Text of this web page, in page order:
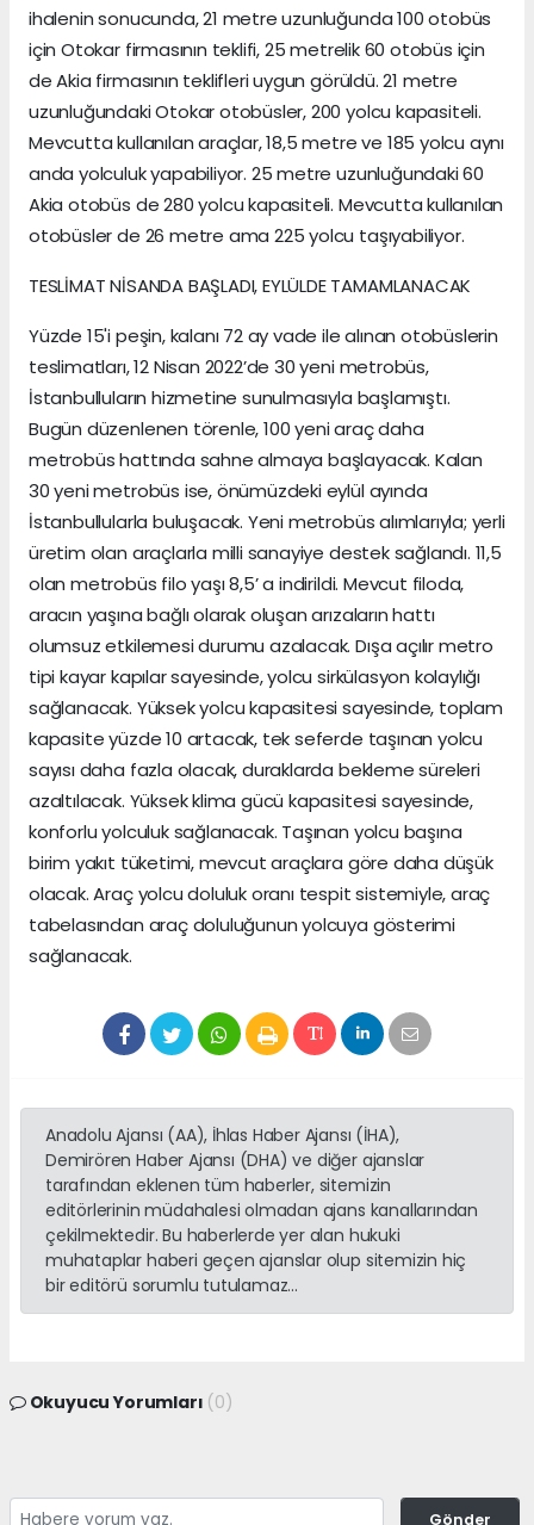
ihalenin sonucunda, 21 metre uzunluğunda 100 otobüs
için Otokar firmasının teklifi, 25 metrelik 60 otobüs için
de Akia firmasının teklifleri uygun görüldü. 21 metre
uzunluğundaki Otokar otobüsler, 200 yolcu kapasiteli.
Mevcutta kullanılan araçlar, 18,5 metre ve 185 yolcu aynı
anda yolculuk yapabiliyor. 25 metre uzunluğundaki 60
Akia otobüs de 280 yolcu kapasiteli. Mevcutta kullanılan
otobüsler de 26 metre ama 225 yolcu taşıyabiliyor.
TESLİMAT NİSANDA BAŞLADI, EYLÜLDE TAMAMLANACAK
Yüzde 15'i peşin, kalanı 72 ay vade ile alınan otobüslerin
teslimatları, 12 Nisan 2022’de 30 yeni metrobüs,
İstanbulluların hizmetine sunulmasıyla başlamıştı.
Bugün düzenlenen törenle, 100 yeni araç daha
metrobüs hattında sahne almaya başlayacak. Kalan
30 yeni metrobüs ise, önümüzdeki eylül ayında
İstanbullularla buluşacak. Yeni metrobüs alımlarıyla; yerli
üretim olan araçlarla milli sanayiye destek sağlandı. 11,5
olan metrobüs filo yaşı 8,5’ a indirildi. Mevcut filoda,
aracın yaşına bağlı olarak oluşan arızaların hattı
olumsuz etkilemesi durumu azalacak. Dışa açılır metro
tipi kayar kapılar sayesinde, yolcu sirkülasyon kolaylığı
sağlanacak. Yüksek yolcu kapasitesi sayesinde, toplam
kapasite yüzde 10 artacak, tek seferde taşınan yolcu
sayısı daha fazla olacak, duraklarda bekleme süreleri
azaltılacak. Yüksek klima gücü kapasitesi sayesinde,
konforlu yolculuk sağlanacak. Taşınan yolcu başına
birim yakıt tüketimi, mevcut araçlara göre daha düşük
olacak. Araç yolcu doluluk oranı tespit sistemiyle, araç
tabelasından araç doluluğunun yolcuya gösterimi
sağlanacak.
Anadolu Ajansı (AA), İhlas Haber Ajansı (İHA),
Demirören Haber Ajansı (DHA) ve diğer ajanslar
tarafından eklenen tüm haberler, sitemizin
editörlerinin müdahalesi olmadan ajans kanallarından
çekilmektedir. Bu haberlerde yer alan hukuki
muhataplar haberi geçen ajanslar olup sitemizin hiç
bir editörü sorumlu tutulamaz...
Okuyucu Yorumları (0)
Gönder